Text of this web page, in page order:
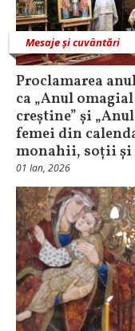
Mesaje și cuvântări
Proclamarea
ca „Anul
creștine” și
femei din
monahii, soții și
01 Ian, 2026